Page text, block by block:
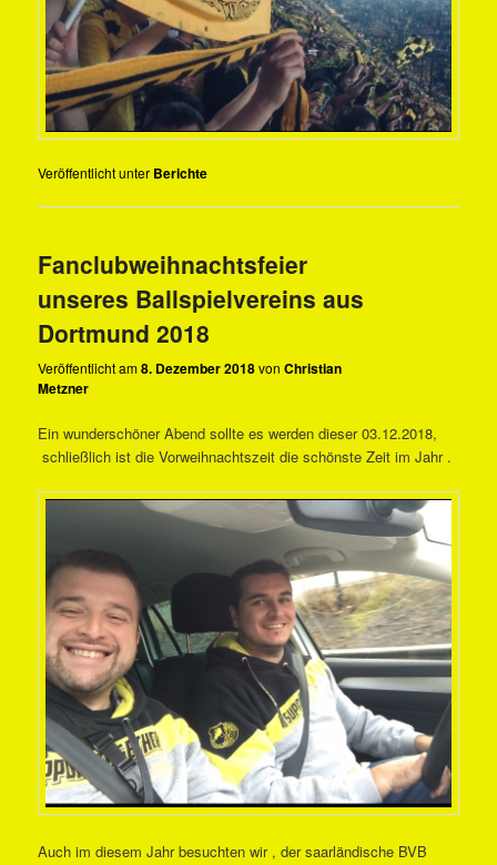
Veröffentlicht unter Berichte
Fanclubweihnachtsfeier
unseres Ballspielvereins aus
Dortmund 2018
Veröffentlicht am8. Dezember 2018vonChristian
Metzner
Ein wunderschöner Abend sollte es werden dieser 03.12.2018,
schließlich ist die Vorweihnachtszeit die schönste Zeit im Jahr .
Auch im diesem Jahr besuchten wir , der saarländische BVB